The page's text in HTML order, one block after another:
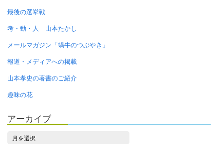
最後の選挙戦
考・動・人 山本たかし
メールマガジン「蝸牛のつぶやき」
報道・メディアへの掲載
山本孝史の著書のご紹介
趣味の花
アーカイブ